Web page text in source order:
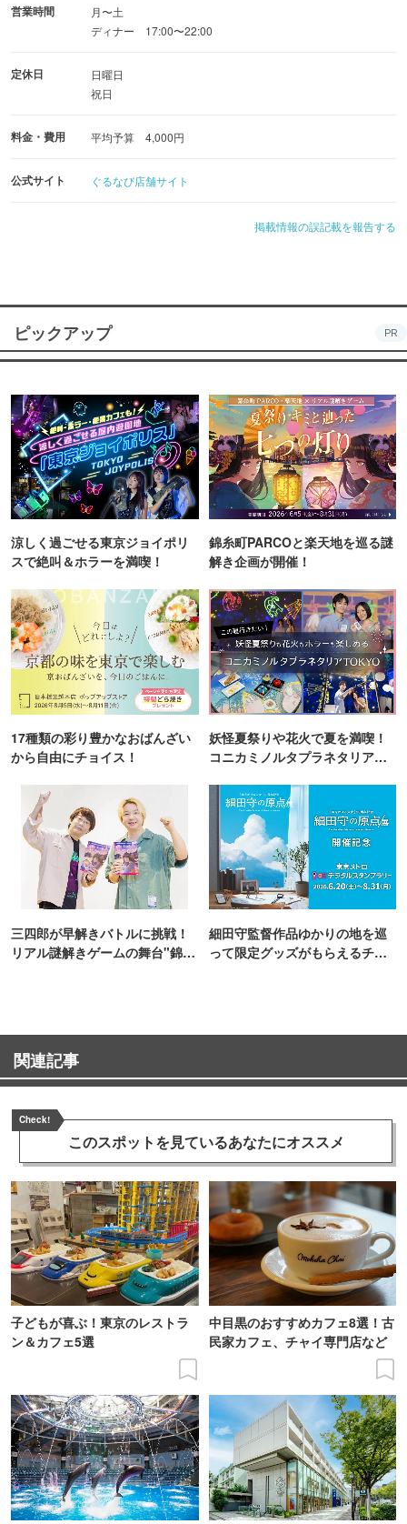
営業時間
月〜土
ディナー 17:00〜22:00
定休日
日曜日
祝日
料金・費用 平均予算 4,000円
公式サイト ぐるなび店舗サイト
掲載情報の誤記載を報告する
ピックアップ PR
涼しく過ごせる東京ジョイポリ
スで絶叫＆ホラーを満喫！
錦糸町PARCOと楽天地を巡る謎
解き企画が開催！
17種類の彩り豊かなおばんざい
から自由にチョイス！
妖怪夏祭りや花火で夏を満喫！
コニカミノルタプラネタリア
三四郎が早解きバトルに挑戦！
リアル謎解きゲームの舞台"錦糸
細田守監督作品ゆかりの地を巡
って限定グッズがもらえるチャ
関連記事
Check!
このスポットを見ているあなたにオススメ
子どもが喜ぶ！東京のレストラ
ン＆カフェ5選
中目黒のおすすめカフェ8選！古
民家カフェ、チャイ専門店など